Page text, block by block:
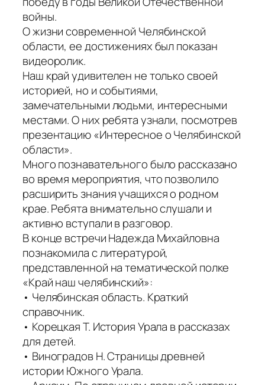
войны.
О жизни современной Челябинской
области, ее достижениях был показан
видеоролик.
Наш край удивителен не только своей
историей, но и событиями,
замечательными людьми, интересными
местами. О них ребята узнали, посмотрев
презентацию «Интересное о Челябинской
области».
Много познавательного было рассказано
во время мероприятия, что позволило
расширить знания учащихся о родном
крае. Ребята внимательно слушали и
активно вступали в разговор.
В конце встречи Надежда Михайловна
познакомила с литературой,
представленной на тематической полке
«Край наш челябинский»:
• Челябинская область. Краткий
справочник.
• Корецкая Т. История Урала в рассказах
для детей.
• Виноградов Н. Страницы древней
истории Южного Урала.